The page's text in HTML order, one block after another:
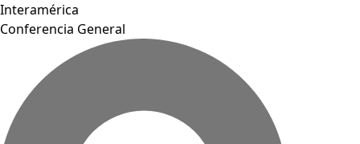
Interamérica
Conferencia General